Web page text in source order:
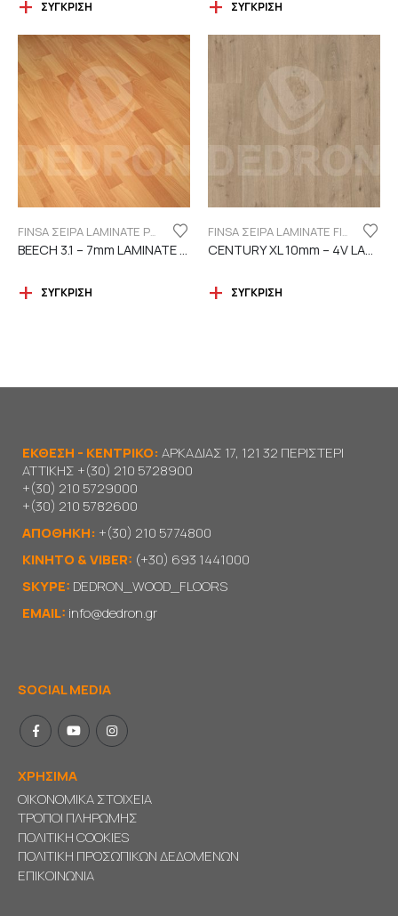
ΣΎΓΚΡΙΣΗ ΣΎΓΚΡΙΣΗ
ΣΎΓΚΡΙΣΗ ΣΎΓΚΡΙΣΗ
ΕΚΘΕΣΗ - ΚΕΝΤΡΙΚΟ:ΑΡΚΑΔΙΑΣ 17, 121 32 ΠΕΡΙΣΤΕΡΙ
ΑΤΤΙΚΗΣ +(30) 210 5728900
+(30) 210 5729000
+(30) 210 5782600
ΑΠΟΘΗΚΗ: +(30) 210 5774800
KΙΝΗΤΟ & VIBER: (+30) 693 1441000
SKYPE: DEDRON_WOOD_FLOORS
EMAIL: info@dedron.gr
SOCIAL MEDIA
ΧΡΗΣΙΜΑ
ΟΙΚΟΝΟΜΙΚΑ ΣΤΟΙΧΕΙΑ
ΤΡΟΠΟΙ ΠΛΗΡΩΜΗΣ
ΠΟΛΙΤΙΚΗ COOKIES
ΠΟΛΙΤΙΚΗ ΠΡΟΣΩΠΙΚΩΝ ΔΕΔΟΜΕΝΩΝ
ΕΠΙΚΟΙΝΩΝΙΑ